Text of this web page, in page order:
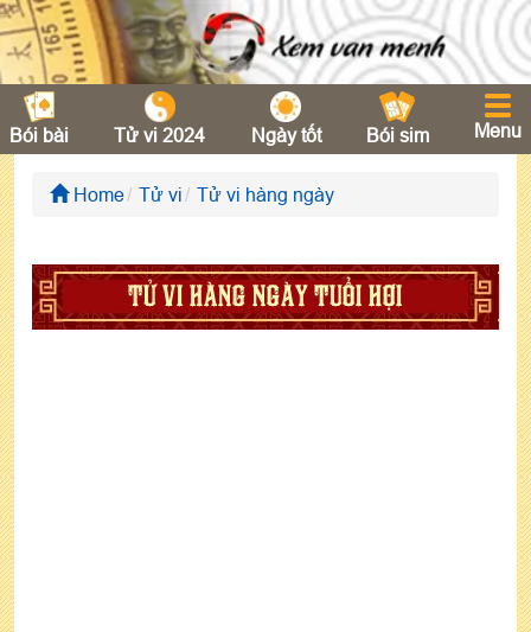
Bói bài Tử vi 2024 Ngày tốt Bói sim Menu
Home Tử vi Tử vi hàng ngày
TỬ VI HÀNG NGÀY TUỔI HỢI